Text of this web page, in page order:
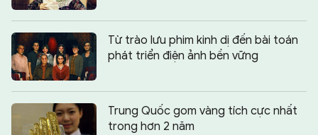
Từ trào lưu phim kinh dị đến bài toán
phát triển điện ảnh bền vững
Trung Quốc gom vàng tích cực nhất
trong hơn 2 năm